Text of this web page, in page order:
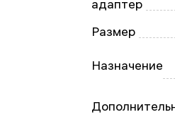
адаптер
Размер
Назначение